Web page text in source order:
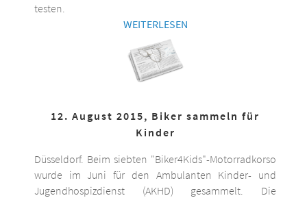
testen.
WEITERLESEN
12. August 2015, Biker sammeln für
Kinder
Düsseldorf. Beim siebten "Biker4Kids"-Motorradkorso
wurde im Juni für den Ambulanten Kinder- und
Jugendhospizdienst (AKHD) gesammelt. Die